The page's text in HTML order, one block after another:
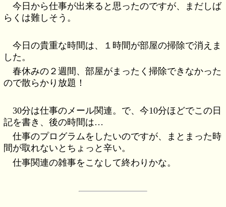
今日から仕事が出来ると思ったのですが、まだしば
らくは難しそう。
今日の貴重な時間は、１時間が部屋の掃除で消えま
した。
春休みの２週間、部屋がまったく掃除できなかった
ので散らかり放題！
30分は仕事のメール関連。で、今10分ほどでこの日
記を書き、後の時間は…
仕事のプログラムをしたいのですが、まとまった時
間が取れないとちょっと辛い。
仕事関連の雑事をこなして終わりかな。